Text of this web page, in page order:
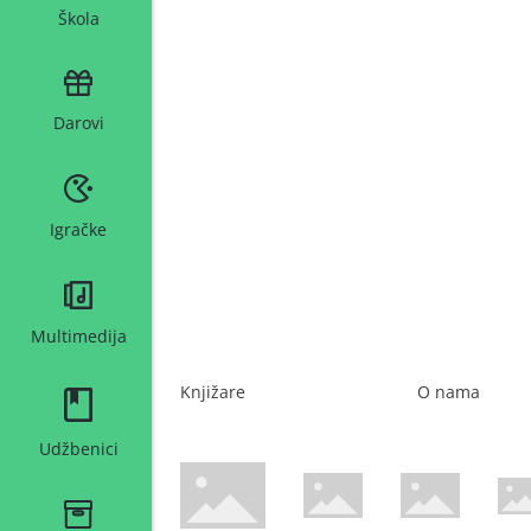
Škola
Darovi
Igračke
Multimedija
Udžbenici
Knjižare O nama
WsPay web stranicaMaestro web stranicaMastercard web